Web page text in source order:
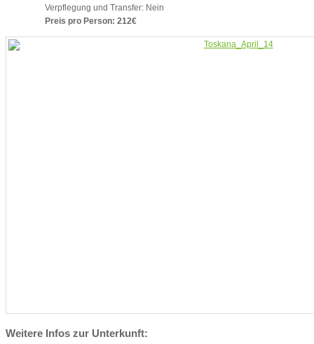
Verpflegung und Transfer: Nein
Preis pro Person: 212€
Weitere Infos zur Unterkunft: